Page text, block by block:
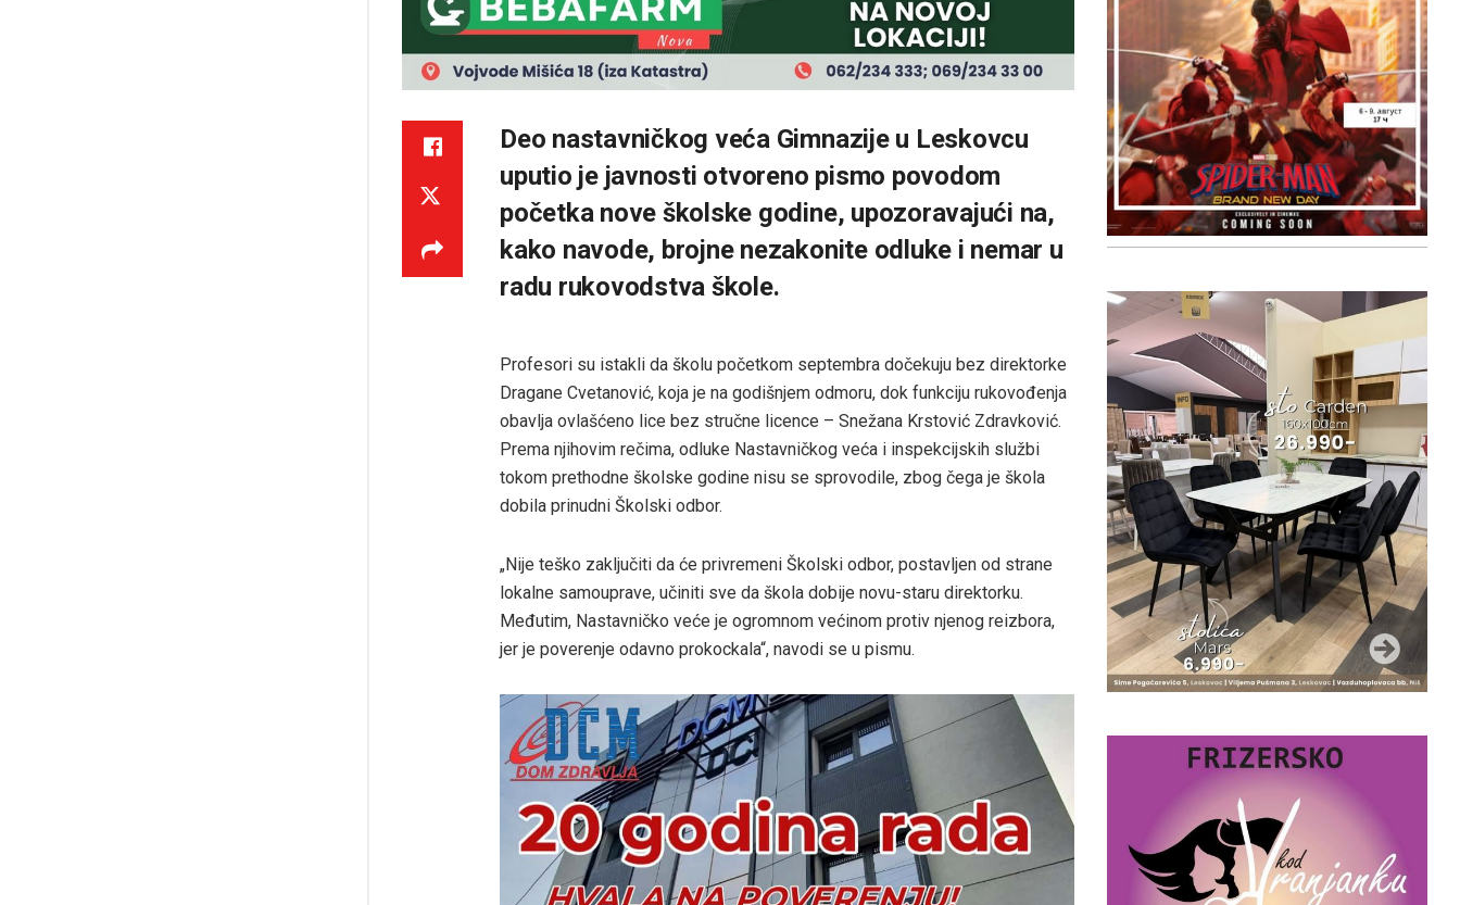
Deo nastavničkog veća Gimnazije u Leskovcu
uputio je javnosti otvoreno pismo povodom
početka nove školske godine, upozoravajući na,
kako navode, brojne nezakonite odluke i nemar u
radu rukovodstva škole.
Profesori su istakli da školu početkom septembra dočekuju bez direktorke
Dragane Cvetanović, koja je na godišnjem odmoru, dok funkciju rukovođenja
obavlja ovlašćeno lice bez stručne licence – Snežana Krstović Zdravković.
Prema njihovim rečima, odluke Nastavničkog veća i inspekcijskih službi
tokom prethodne školske godine nisu se sprovodile, zbog čega je škola
dobila prinudni Školski odbor.
„Nije teško zaključiti da će privremeni Školski odbor, postavljen od strane
lokalne samouprave, učiniti sve da škola dobije novu-staru direktorku.
Međutim, Nastavničko veće je ogromnom većinom protiv njenog reizbora,
jer je poverenje odavno prokockala“, navodi se u pismu.